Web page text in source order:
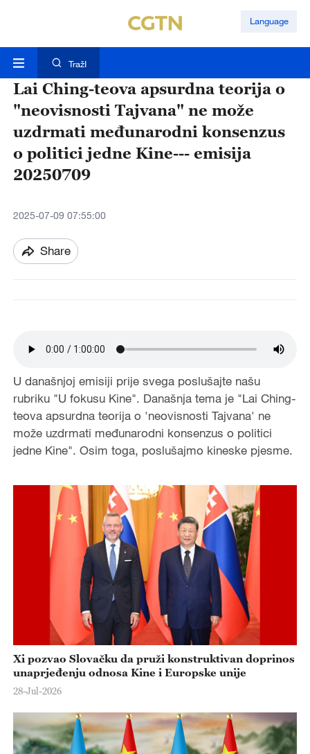
Language
TražI
Lai Ching-teova apsurdna teorija o
"neovisnosti Tajvana" ne može
uzdrmati međunarodni konsenzus
o politici jedne Kine--- emisija
20250709
2025-07-09 07:55:00
Share
U današnjoj emisiji prije svega poslušajte našu
rubriku "U fokusu Kine". Današnja tema je "Lai Ching-
teova apsurdna teorija o 'neovisnosti Tajvana' ne
može uzdrmati međunarodni konsenzus o politici
jedne Kine". Osim toga, poslušajmo kineske pjesme.
Xi pozvao Slovačku da pruži konstruktivan doprinos
unaprjeđenju odnosa Kine i Europske unije
28-Jul-2026